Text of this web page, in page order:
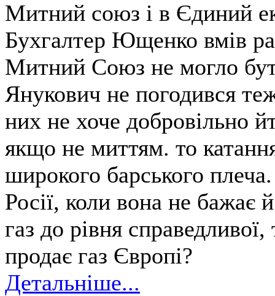
Митний союз і в Єдиний
Бухгалтер Ющенко вмів
Митний Союз не могло
Янукович не погодився
них не хоче добровільно
якщо не миттям. то
широкого барського
Росії, коли вона не бажає
газ до рівня
продає газ Європі?
Детальніше...